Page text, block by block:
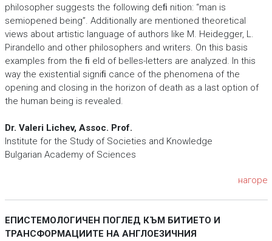
philosopher suggests the following deﬁ nition: “man is
semiopened being”. Additionally are mentioned theoretical
views about artistic language of authors like M. Heidegger, L.
Pirandello and other philosophers and writers. On this basis
examples from the ﬁ eld of belles-letters are analyzed. In this
way the existential signiﬁ cance of the phenomena of the
opening and closing in the horizon of death as a last option of
the human being is revealed.
Dr. Valeri Lichev, Assoc. Prof.
Institute for the Study of Societies and Knowledge
Bulgarian Academy of Sciences
нагоре
ЕПИСТЕМОЛОГИЧЕН ПОГЛЕД КЪМ БИТИЕТО И
ТРАНСФОРМАЦИИТЕ НА АНГЛОЕЗИЧНИЯ